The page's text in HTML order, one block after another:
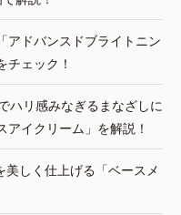
アドバンスドブライトニン
チェック！
ハリ感みなぎるまなざしに
イクリーム」を解説！
美しく仕上げる「ベースメ